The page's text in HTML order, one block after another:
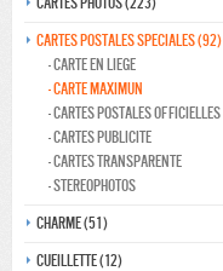
Cartes postales speciales (92)
- Carte en liege
- Carte maximun
- cartes postales officielles
- Cartes Publicite
- Cartes transparente
- Stereophotos
Charme (51)
Cueillette (12)